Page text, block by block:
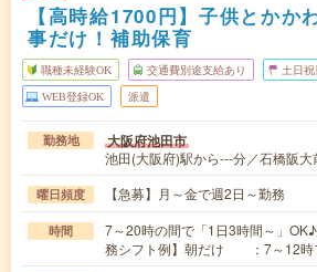
【高時給1700円】子供とかか
事だけ！補助保育
職種未経験OK 交通費別途支給あり 土日祝
WEB登録OK 派遣
勤務地 大阪府池田市
池田(大阪府)駅から---分／石橋阪
曜日頻度 【急募】月～金で週2日～勤務
時間
7～20時の間で「1日3時間～」
務シフト例】朝だけ ：7～12時